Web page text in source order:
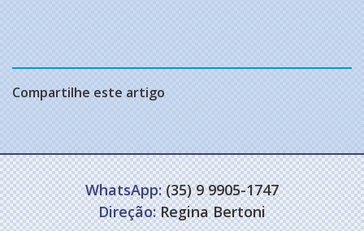
Compartilhe este artigo
WhatsApp:(35) 9 9905-1747
Direção:Regina Bertoni